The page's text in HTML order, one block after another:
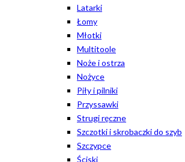
Latarki
Łomy
Młotki
Multitoole
Noże i ostrza
Nożyce
Piły i pilniki
Przyssawki
Strugi ręczne
Szczotki i skrobaczki do szyb
Szczypce
Ściski